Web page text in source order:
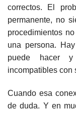
correctos. El
permanente, no
procedimientos
una persona.
puede hacer
incompatibles con
Cuando esa
de duda. Y en